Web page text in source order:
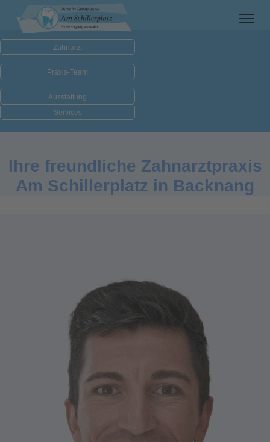
Zahnarzt
Praxis-Team
Ausstattung
Services
Ihre freundliche Zahnarztpraxis
Am Schillerplatz in Backnang